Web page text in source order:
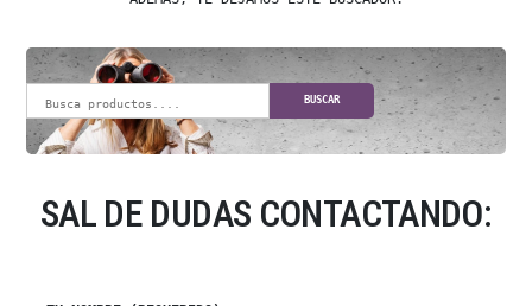
BUSCAR
SAL DE DUDAS CONTACTANDO: